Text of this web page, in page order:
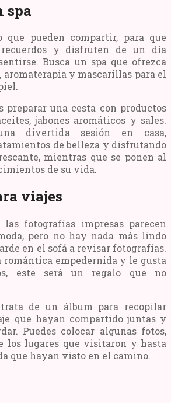
spa
que pueden compartir, para que
recuerdos y disfruten de un día
Busca un spa que ofrezca
aromaterapia y mascarillas para el
preparar una cesta con productos
jabones aromáticos y sales.
divertida sesión en casa,
de belleza y disfrutando
mientras que se ponen al
de su vida.
viajes
fotografías impresas parecen
pero no hay nada más lindo
en el sofá a revisar fotografías.
romántica empedernida y le gusta
este será un regalo que no
de un álbum para recopilar
que hayan compartido juntas y
Puedes colocar algunas fotos,
los lugares que visitaron y hasta
que hayan visto en el camino.